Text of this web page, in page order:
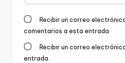
Recibir un correo
comentarios a esta entrada.
Recibir un correo
entrada.